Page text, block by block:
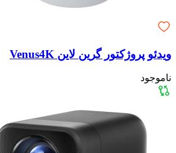
ویدئو پروژکتور گرین لاین Venus4K
ناموجود